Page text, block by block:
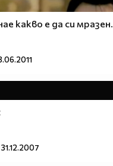
какво е да си мразен...
31.12.2007